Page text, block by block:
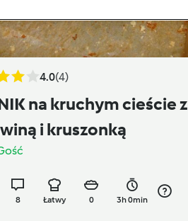
4.0(4)
na kruchym cieście z
i kruszonką
8 Łatwy 0 3h 0min